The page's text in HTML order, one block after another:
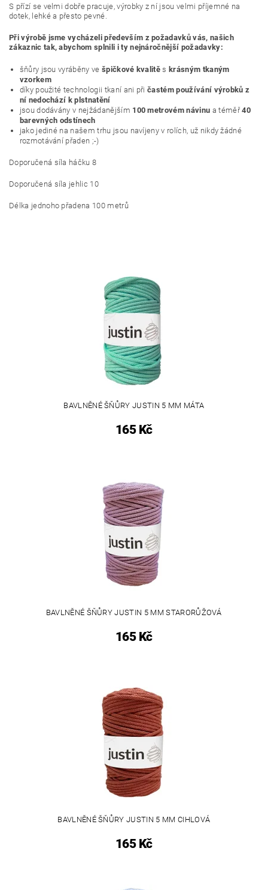
S přízí se velmi dobře pracuje, výrobky z ní jsou velmi příjemné na
dotek, lehké a přesto pevné.
Při výrobě jsme vycházeli především z požadavků vás, našich
zákaznic tak, abychom splnili i ty nejnáročnější požadavky:
šňůry jsou vyráběny ve špičkové kvalitě s krásným tkaným
vzorkem
díky použité technologii tkaní ani přičastém používání výrobků z
ní nedochází k plstnatění
jsou dodávány v nejžádanějším 100 metrovém návinu a téměř40
barevných odstínech
jako jediné na našem trhu jsou navíjeny v rolích, už nikdy žádné
rozmotávání přaden ;-)
Doporučená síla háčku 8
Doporučená síla jehlic 10
Délka jednoho přadena 100 metrů
BAVLNĚNÉ ŠŇŮRY JUSTIN 5 MM MÁTA
165 Kč
BAVLNĚNÉ ŠŇŮRY JUSTIN 5 MM STARORŮŽOVÁ
165 Kč
BAVLNĚNÉ ŠŇŮRY JUSTIN 5 MM CIHLOVÁ
165 Kč